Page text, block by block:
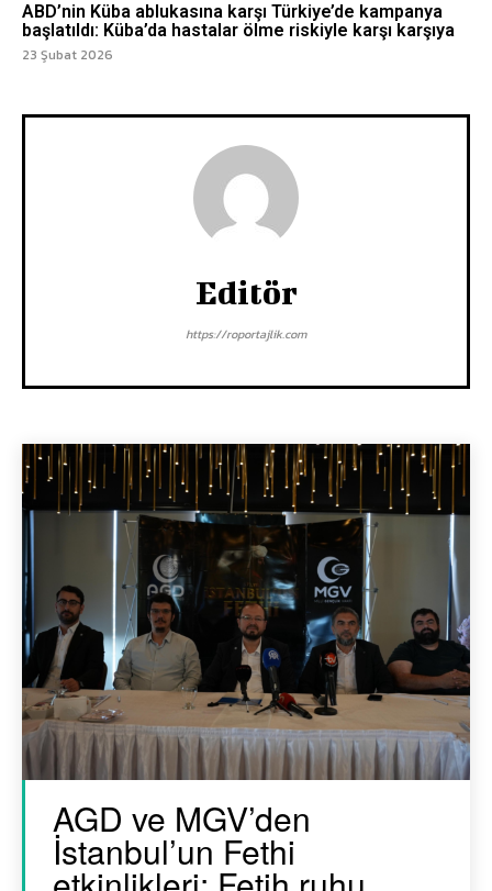
ABD’nin Küba ablukasına karşı Türkiye’de kampanya
başlatıldı: Küba’da hastalar ölme riskiyle karşı karşıya
23 Şubat 2026
Editör
https://roportajlik.com
AGD ve MGV’den
İstanbul’un Fethi